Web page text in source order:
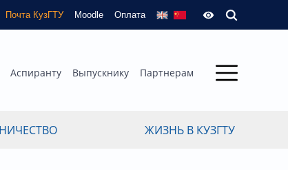
Почта КузГТУ Moodle Оплата
Аспиранту Выпускнику Партнерам
ЖИЗНЬ В КУЗГТУ